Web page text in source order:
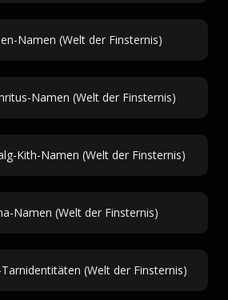
Namen (Welt der Finsternis)
Namen (Welt der Finsternis)
Kith-Namen (Welt der Finsternis)
Namen (Welt der Finsternis)
(Welt der Finsternis)